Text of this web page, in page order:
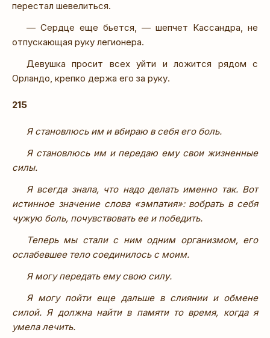
перестал шевелиться.
— Сердце еще бьется, — шепчет Кассандра, не
отпускающая руку легионера.
Девушка просит всех уйти и ложится рядом с
Орландо, крепко держа его за руку.
215
Я становлюсь им и вбираю в себя его боль.
Я становлюсь им и передаю ему свои жизненные
силы.
Я всегда знала, что надо делать именно так. Вот
истинное значение слова «эмпатия»: вобрать в себя
чужую боль, почувствовать ее и победить.
Теперь мы стали с ним одним организмом, его
ослабевшее тело соединилось с моим.
Я могу передать ему свою силу.
Я могу пойти еще дальше в слиянии и обмене
силой. Я должна найти в памяти то время, когда я
умела лечить.